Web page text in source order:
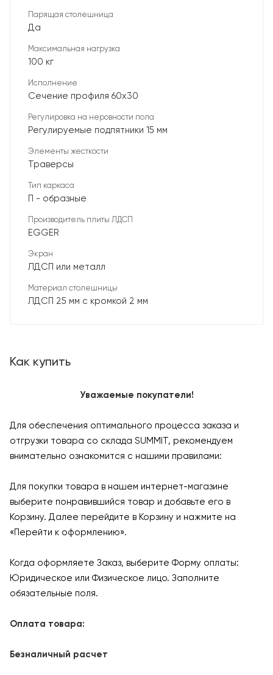
Парящая столешница
Да
Максимальная нагрузка
100 кг
Исполнение
Сечение профиля 60х30
Регулировка на неровности пола
Регулируемые подпятники 15 мм
Элементы жесткости
Траверсы
Тип каркаса
П - образные
Производитель плиты ЛДСП
EGGER
Экран
ЛДСП или металл
Материал столешницы
ЛДСП 25 мм с кромкой 2 мм
Как купить
Уважаемые покупатели!
Для обеспечения оптимального процесса заказа и
отгрузки товара со склада SUMMIT, рекомендуем
внимательно ознакомится с нашими правилами:
Для покупки товара в нашем интернет-магазине
выберите понравившийся товар и добавьте его в
Корзину. Далее перейдите в Корзину и нажмите на
«Перейти к оформлению».
Когда оформляете Заказ, выберите Форму оплаты:
Юридическое или Физическое лицо. Заполните
обязательные поля.
Оплата товара:
Безналичный расчет